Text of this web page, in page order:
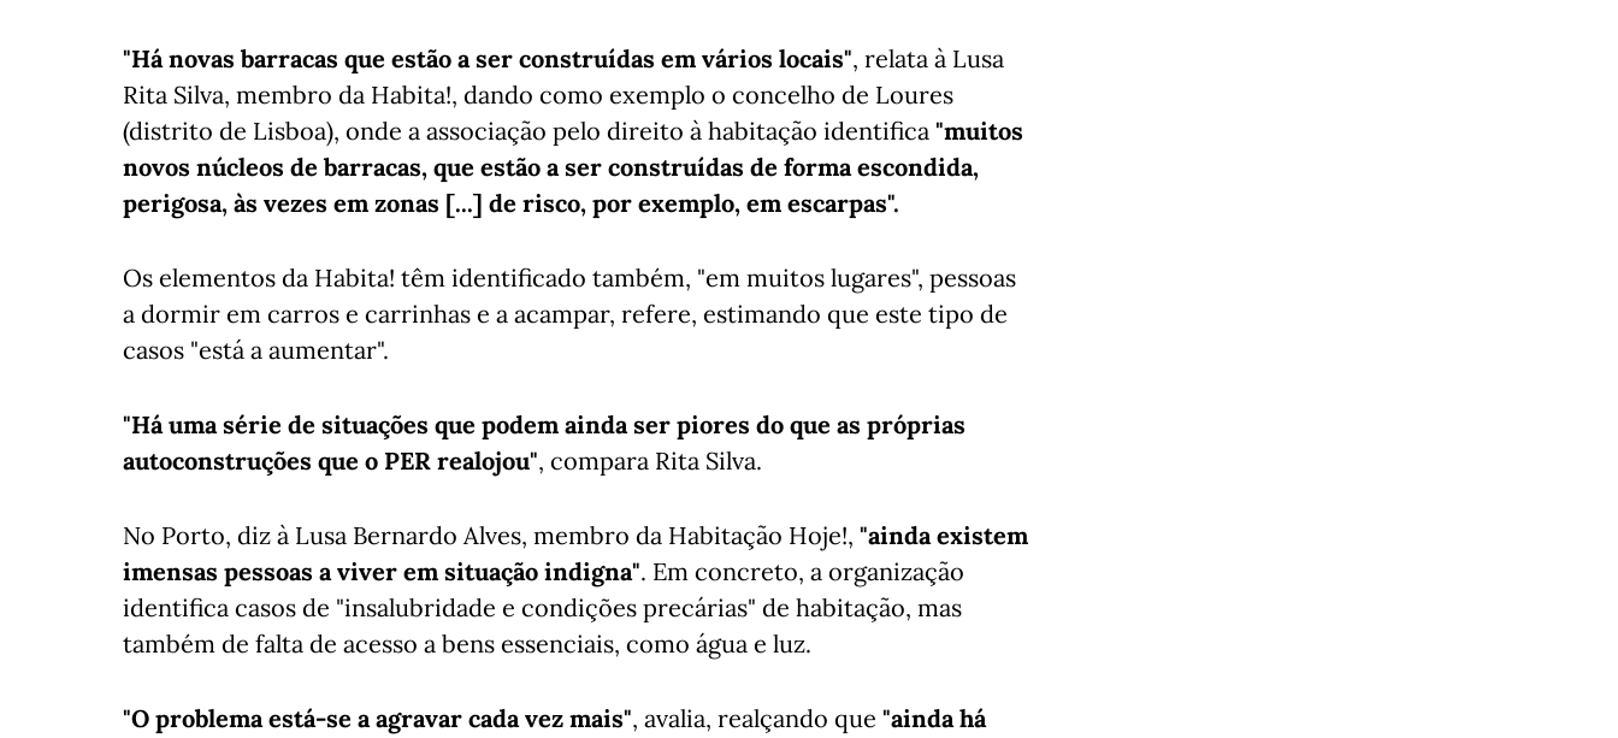
"Há novas barracas que estão a ser construídas em vários locais", relata à Lusa
Rita Silva, membro da Habita!, dando como exemplo o concelho de Loures
(distrito de Lisboa), onde a associação pelo direito à habitação identifica "muitos
novos núcleos de barracas, que estão a ser construídas de forma escondida,
perigosa, às vezes em zonas [...] de risco, por exemplo, em escarpas".
Os elementos da Habita! têm identificado também, "em muitos lugares", pessoas
a dormir em carros e carrinhas e a acampar, refere, estimando que este tipo de
casos "está a aumentar".
"Há uma série de situações que podem ainda ser piores do que as próprias
autoconstruções que o PER realojou", compara Rita Silva.
No Porto, diz à Lusa Bernardo Alves, membro da Habitação Hoje!, "ainda existem
imensas pessoas a viver em situação indigna". Em concreto, a organização
identifica casos de "insalubridade e condições precárias" de habitação, mas
também de falta de acesso a bens essenciais, como água e luz.
"O problema está-se a agravar cada vez mais", avalia, realçando que "ainda há